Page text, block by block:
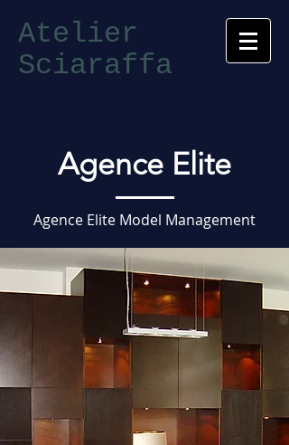
Atelier
Sciaraffa
Agence Elite
Agence Elite Model Management